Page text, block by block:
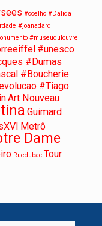
#coelho #Dalida
#joanadarc
#museudulouvre
#unesco
#Dumas
#Boucherie
#Tiago
Art Nouveau
Guimard
Metrô
Dame
Ruedubac Tour